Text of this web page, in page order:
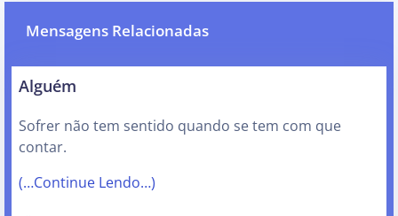
Mensagens Relacionadas
Alguém
Sofrer não tem sentido quando se tem com que
contar.
(…Continue Lendo…)